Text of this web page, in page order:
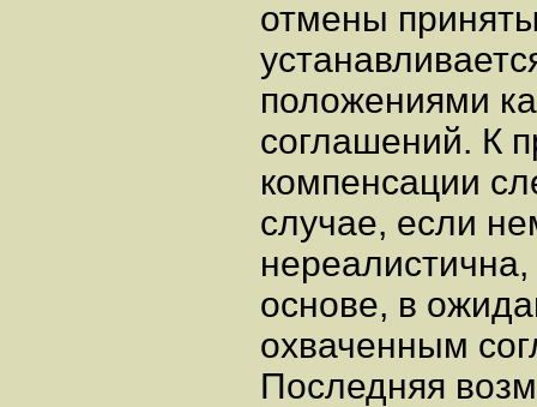
отмены
положениями
соглашений. К
компенсации
случае, если
основе, в
охваченным
Последняя